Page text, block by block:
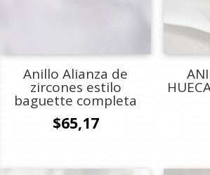
Anillo Alianza de
zircones estilo
baguette completa
$65,17